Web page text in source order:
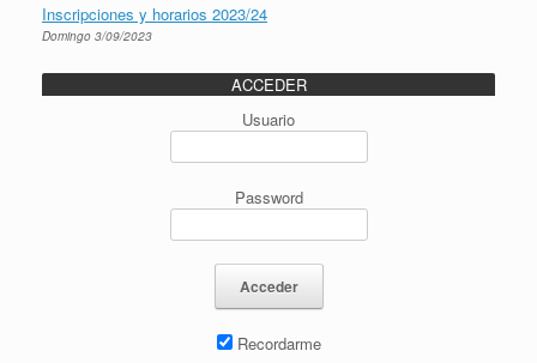
Inscripciones y horarios 2023/24
Domingo 3/09/2023
ACCEDER
Usuario
Password
Recordarme